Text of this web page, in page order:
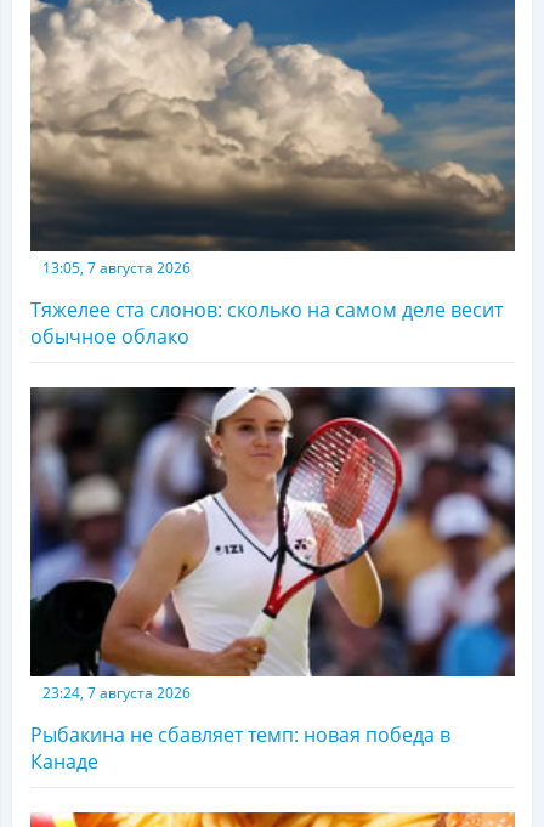
13:05, 7 августа 2026
Тяжелее ста слонов: сколько на самом деле весит
обычное облако
23:24, 7 августа 2026
Рыбакина не сбавляет темп: новая победа в
Канаде